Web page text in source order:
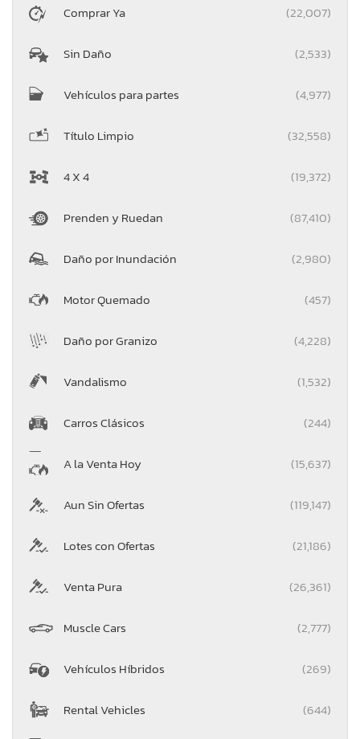
Comprar Ya (22,007)
Sin Daño (2,533)
Vehículos para partes (4,977)
Título Limpio (32,558)
4 X 4 (19,372)
Prenden y Ruedan (87,410)
Daño por Inundación (2,980)
Motor Quemado (457)
Daño por Granizo (4,228)
Vandalismo (1,532)
Carros Clásicos (244)
A la Venta Hoy (15,637)
Aun Sin Ofertas (119,147)
Lotes con Ofertas (21,186)
Venta Pura (26,361)
Muscle Cars (2,777)
Vehículos Híbridos (269)
Rental Vehicles (644)